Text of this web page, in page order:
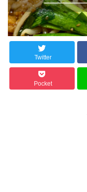
Twitter
Pocket